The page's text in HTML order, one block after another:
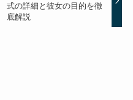
式の詳細と彼女の目的を徹
底解説